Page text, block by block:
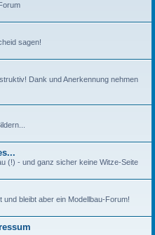
sagen!
Dank und Anerkennung nehmen
(!) - und ganz sicher keine Witze-Seite
und bleibt aber ein Modellbau-Forum!